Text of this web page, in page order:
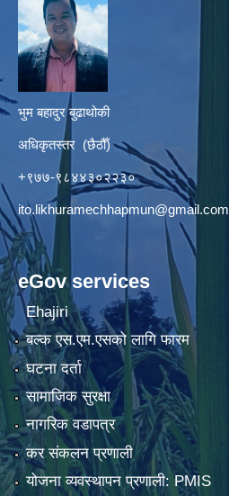
भुम बहादुर बुढाथोकी
अधिकृतस्तर (छैठौँ)
+९७७-९८४४३०२२३०
ito.likhuramechhapmun@gmail.com
eGov services
Ehajiri
बल्क एस.एम.एसको लागि फारम
घटना दर्ता
सामाजिक सुरक्षा
नागरिक वडापत्र
कर संकलन प्रणाली
योजना व्यवस्थापन प्रणाली: PMIS